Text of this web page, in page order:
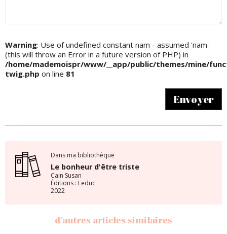
Warning: Use of undefined constant nam - assumed 'nam'
(this will throw an Error in a future version of PHP) in
/home/mademoispr/www/__app/public/themes/mine/
twig.php on line 81
Envoyer
Dans ma bibliothèque
Le bonheur d'être triste
Cain Susan
Éditions : Leduc
2022
d'autres articles similaires